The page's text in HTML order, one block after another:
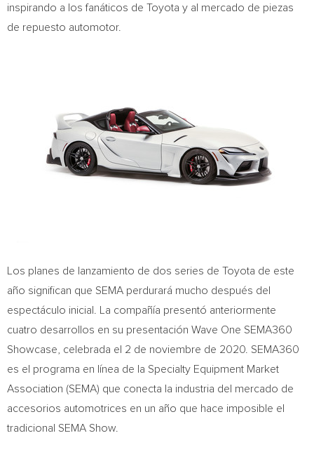
inspirando a los fanáticos de Toyota y al mercado de piezas
de repuesto automotor.
Los planes de lanzamiento de dos series de Toyota de este
año significan que SEMA perdurará mucho después del
espectáculo inicial. La compañía presentó anteriormente
cuatro desarrollos en su presentación Wave One SEMA360
Showcase, celebrada el 2 de noviembre de 2020. SEMA360
es el programa en línea de la Specialty Equipment Market
Association (SEMA) que conecta la industria del mercado de
accesorios automotrices en un año que hace imposible el
tradicional SEMA Show.